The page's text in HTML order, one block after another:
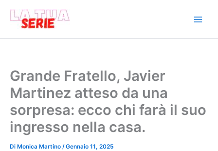
contenuto
Grande Fratello, Javier
Martinez atteso da una
sorpresa: ecco chi farà il suo
ingresso nella casa.
Di Monica Martino /Gennaio 11, 2025